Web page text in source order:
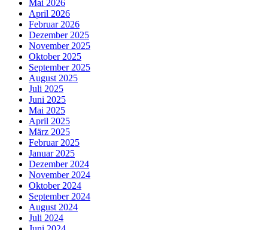
Mai 2026
April 2026
Februar 2026
Dezember 2025
November 2025
Oktober 2025
September 2025
August 2025
Juli 2025
Juni 2025
Mai 2025
April 2025
März 2025
Februar 2025
Januar 2025
Dezember 2024
November 2024
Oktober 2024
September 2024
August 2024
Juli 2024